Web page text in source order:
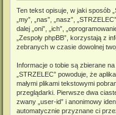
Ten tekst opisuje, w jaki sposób
„my”, „nas”, „nasz”,
dalej „oni”, „ich”,
„Zespoły phpBB”, korzystają z
zebranych w czasie dowolnej
Informacje o tobie są zbierane
„STRZELEC” powoduje, że
małymi plikami tekstowymi
przeglądarki. Pierwsze dwa
zwany „user-id” i anonimowy
automatycznie przyznane ci